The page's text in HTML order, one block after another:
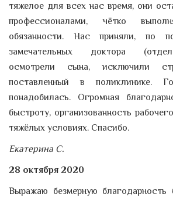
тяжелое для всех нас время, они
профессионалами, чётко
обязанности. Нас приняли, по
замечательных доктора
осмотрели сына, исключили
поставленный в поликлинике.
понадобилась. Огромная
быстроту, организованность
тяжёлых условиях. Спасибо.
Екатерина С.
28 октября 2020
Выражаю безмерную благодарность